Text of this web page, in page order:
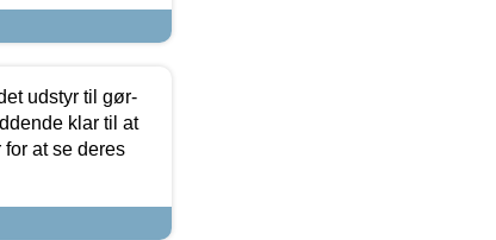
udstyr til gør-
klar til at
at se deres